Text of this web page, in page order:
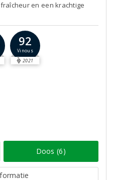
en een krachtige
92
Vinous
2021
Doos (6)